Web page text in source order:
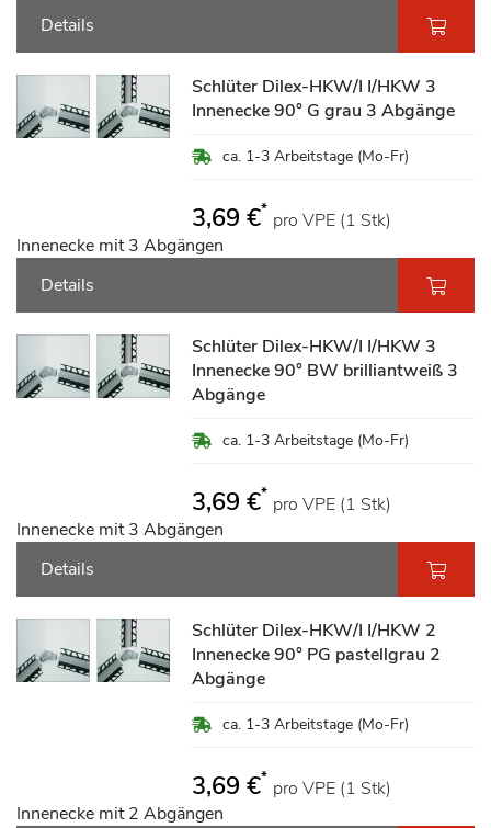
Details
Schlüter Dilex-HKW/I I/HKW 3
Innenecke 90° G grau 3 Abgänge
ca. 1-3 Arbeitstage (Mo-Fr)
3,69 €* pro VPE (1 Stk)
Innenecke mit 3 Abgängen
Details
Schlüter Dilex-HKW/I I/HKW 3
Innenecke 90° BW brilliantweiß 3
Abgänge
ca. 1-3 Arbeitstage (Mo-Fr)
3,69 €* pro VPE (1 Stk)
Innenecke mit 3 Abgängen
Details
Schlüter Dilex-HKW/I I/HKW 2
Innenecke 90° PG pastellgrau 2
Abgänge
ca. 1-3 Arbeitstage (Mo-Fr)
3,69 €* pro VPE (1 Stk)
Innenecke mit 2 Abgängen